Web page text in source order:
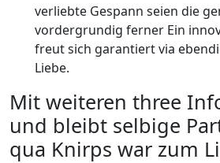
verliebte Gespann seien die
vordergrundig ferner Ein
freut sich garantiert via
Liebe.
Mit weiteren three
und bleibt selbige
qua Knirps war zum